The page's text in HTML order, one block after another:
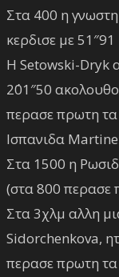
Στα 400 η
κερδισε με 51″91
Η Setowski-Dryk
2΄01″50
περασε πρωτη τα
Ισπανιδα
Στα 1500 η
(στα 800 περασε
Στα 3χλμ αλλη
Sidorchenkova,
περασε πρωτη τα